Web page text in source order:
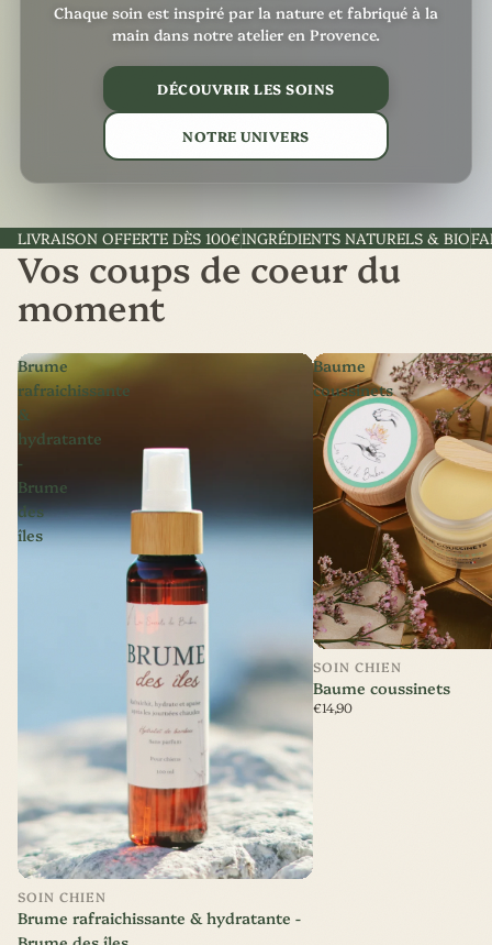
Chaque soin est inspiré par la nature et fabriqué à la
main dans notre atelier en Provence.
DÉCOUVRIR LES SOINS
NOTRE UNIVERS
LIVRAISON OFFERTE DÈS 100€INGRÉDIENTS NATURELS & BIO
Vos coups de coeur du
moment
Brume
rafraichissante
&
hydratante
-
Brume
des
îles
Nouveauté
SOIN CHIEN
Brume rafraichissante & hydratante -
Baume
coussinets
SOIN CHIEN
Baume coussinets
€14,90